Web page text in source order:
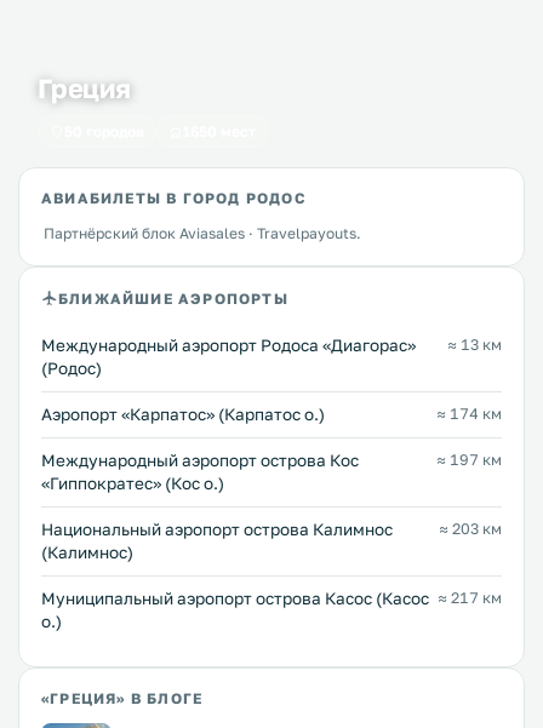
Греция
АВИАБИЛЕТЫ В ГОРОД РОДОС
Партнёрский блок Aviasales · Travelpayouts.
БЛИЖАЙШИЕ АЭРОПОРТЫ
Международный аэропорт Родоса «Диагорас»
(Родос)
≈ 13 км
Аэропорт «Карпатос» (Карпатос о.) ≈ 174 км
Международный аэропорт острова Кос
«Гиппократес» (Кос о.)
≈ 197 км
Национальный аэропорт острова Калимнос
(Калимнос)
≈ 203 км
Муниципальный аэропорт острова Касос (Касос
о.)
≈ 217 км
«ГРЕЦИЯ» В БЛОГЕ